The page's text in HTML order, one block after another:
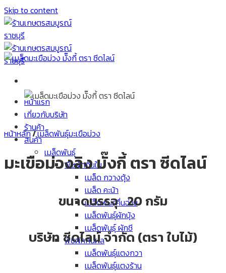
Skip to content
หน้าแรก
เกี่ยวกับบริษัท
ร้านค้า
สินค้า
เมล็ดพันธุ์
พืชผักกินใบ
เมล็ด กวางตุ้ง
เมล็ด คะน้า
เมล็ดพันธุ์คื่นฉ่าย
เมล็ดพันธุ์ผักบุ้ง
เมล็ดพันธุ์ ผักชี
พืชผักกินผล
เมล็ดพันธุ์แตงกวา
เมล็ดพันธุ์แตงร้าน
หน้าหลัก/เมล็ดพันธุ์มะเขือม่วง
มะเขือม่วงลิง มั๊งกี้ ตรา ซีดไลน์
ขนาดบรรจุ 20 กรัม
บริษัท ซีดไลน์ จำกัด (ตรา ใบไม้)